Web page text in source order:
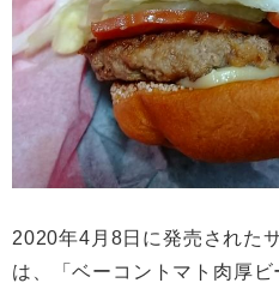
2020年4月8日に発売された
は、「ベーコントマト肉厚ビ